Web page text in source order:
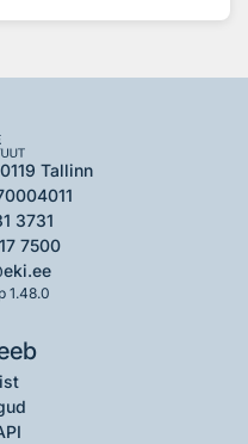
Tallinn
3731
7500
1.48.0